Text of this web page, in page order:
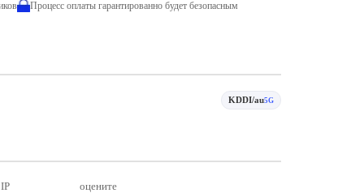
Процесс оплаты гарантированно будет безопасным
KDDI/au5G
оцените